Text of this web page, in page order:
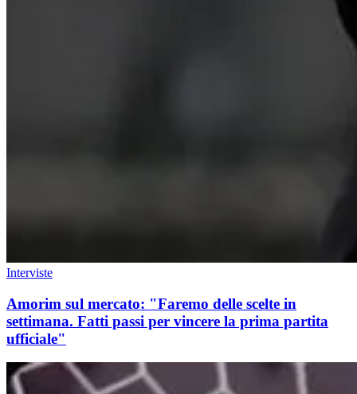
Interviste
Amorim sul mercato: "Faremo delle scelte in
settimana. Fatti passi per vincere la prima partita
ufficiale"